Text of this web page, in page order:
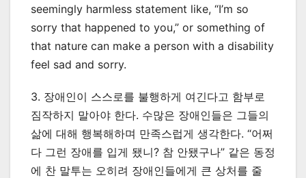
seemingly harmless statement like, “I’m so
sorry that happened to you,” or something of
that nature can make a person with a disability
feel sad and sorry.
3. 장애인이 스스로를 불행하게 여긴다고 함부로
짐작하지 말아야 한다. 수많은 장애인들은 그들의
삶에 대해 행복해하며 만족스럽게 생각한다. “어쩌
다 그런 장애를 입게 됐니? 참 안됐구나” 같은 동정
에 찬 말투는 오히려 장애인들에게 큰 상처를 줄